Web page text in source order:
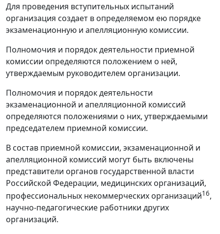
Для проведения вступительных испытаний
организация создает в определяемом ею порядке
экзаменационную и апелляционную комиссии.
Полномочия и порядок деятельности приемной
комиссии определяются положением о ней,
утверждаемым руководителем организации.
Полномочия и порядок деятельности
экзаменационной и апелляционной комиссий
определяются положениями о них, утверждаемыми
председателем приемной комиссии.
В состав приемной комиссии, экзаменационной и
апелляционной комиссий могут быть включены
представители органов государственной власти
Российской Федерации, медицинских организаций,
профессиональных некоммерческих организаций16,
научно-педагогические работники других
организаций.